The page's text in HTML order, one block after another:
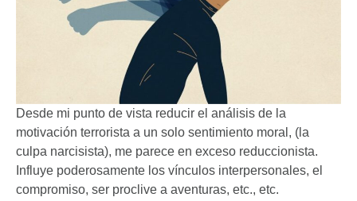
Desde mi punto de vista reducir el análisis de la
motivación terrorista a un solo sentimiento moral, (la
culpa narcisista), me parece en exceso reduccionista.
Influye poderosamente los vínculos interpersonales, el
compromiso, ser proclive a aventuras, etc., etc.